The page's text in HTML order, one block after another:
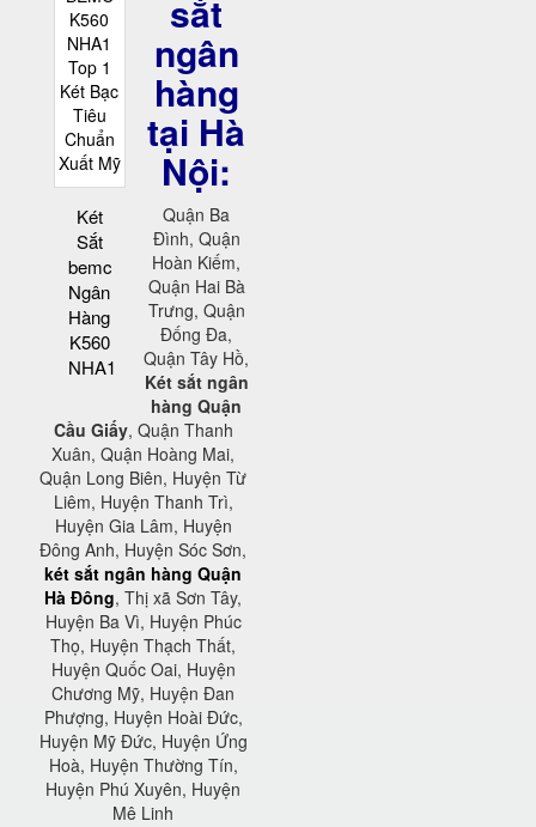
Két
Sắt
bemc
Ngân
Hàng
K560
NHA1
sắt
ngân
hàng
tại Hà
Nội:
Quận Ba
Đình, Quận
Hoàn Kiếm,
Quận Hai Bà
Trưng, Quận
Đống Đa,
Quận Tây Hồ,
Két sắt ngân
hàng Quận
Cầu Giấy, Quận Thanh
Xuân, Quận Hoàng Mai,
Quận Long Biên, Huyện Từ
Liêm, Huyện Thanh Trì,
Huyện Gia Lâm, Huyện
Đông Anh, Huyện Sóc Sơn,
két sắt ngân hàng Quận
Hà Đông, Thị xã Sơn Tây,
Huyện Ba Vì, Huyện Phúc
Thọ, Huyện Thạch Thất,
Huyện Quốc Oai, Huyện
Chương Mỹ, Huyện Đan
Phượng, Huyện Hoài Đức,
Huyện Mỹ Đức, Huyện Ứng
Hoà, Huyện Thường Tín,
Huyện Phú Xuyên, Huyện
Mê Linh